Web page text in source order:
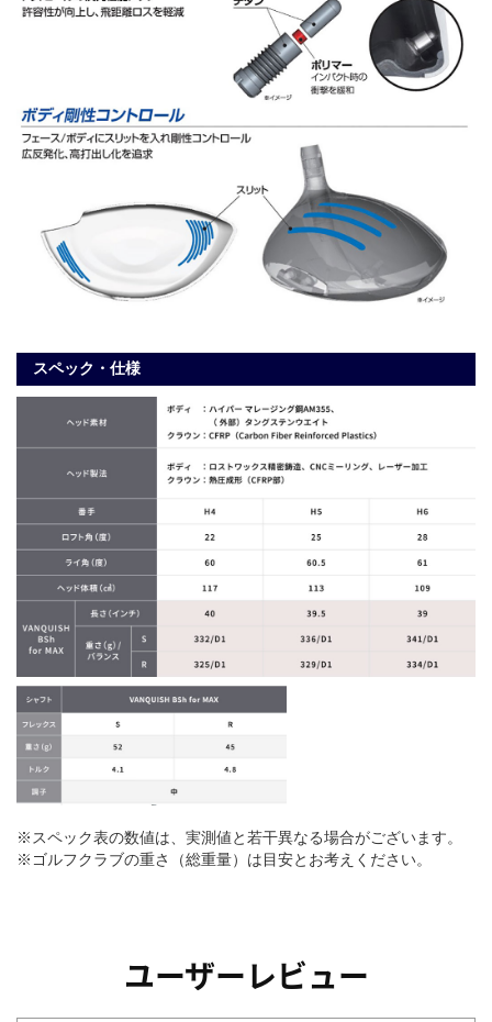
スペック・仕様
※スペック表の数値は、実測値と若干異なる場合がございます。
※ゴルフクラブの重さ（総重量）は目安とお考えください。
ユーザーレビュー